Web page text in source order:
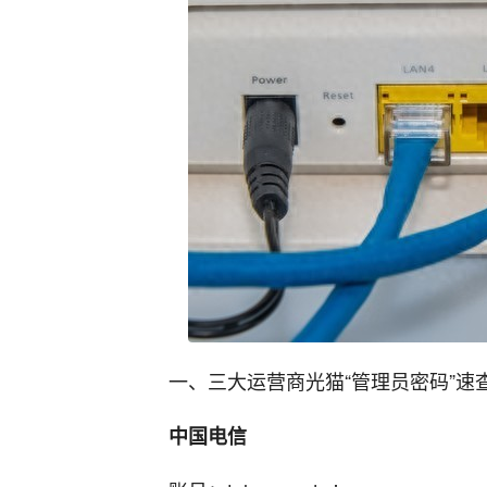
一、三大运营商光猫“管理员密码”速
中国电信‌